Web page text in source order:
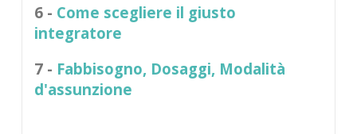
6 - Come scegliere il giusto
integratore
7 - Fabbisogno, Dosaggi, Modalità
d'assunzione